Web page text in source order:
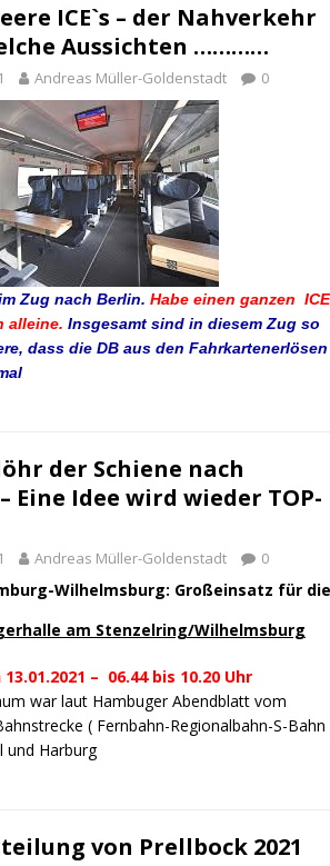
ICE`s – der Nahverkehr
Aussichten …………
Andreas Müller-Goldenstadt 0
Zug nach Berlin. Habe einen ganzen
alleine. Insgesamt sind in diesem Zug so
dass die DB aus den Fahrkartenerlösen
der Schiene nach
Eine Idee wird wieder TOP-
Andreas Müller-Goldenstadt 0
am Stenzelring/Wilhelmsburg
– 06.44 bis 10.20 Uhr
war laut Hambuger Abendblatt vom
( Fernbahn-Regionalbahn-S-Bahn
und Harburg
von Prellbock 2021